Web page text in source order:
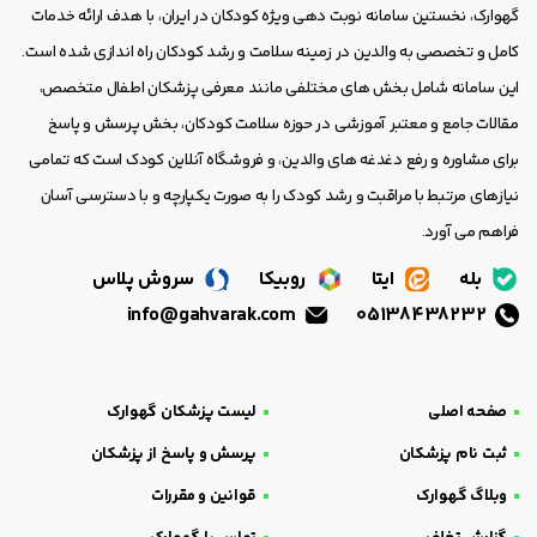
گهوارک، نخستین سامانه نوبت دهی ویژه کودکان در ایران، با هدف ارائه خدمات
کامل و تخصصی به والدین در زمینه سلامت و رشد کودکان راه اندازی شده است.
این سامانه شامل بخش های مختلفی مانند معرفی پزشکان اطفال متخصص،
مقالات جامع و معتبر آموزشی در حوزه سلامت کودکان، بخش پرسش و پاسخ
برای مشاوره و رفع دغدغه های والدین، و فروشگاه آنلاین کودک است که تمامی
نیازهای مرتبط با مراقبت و رشد کودک را به صورت یکپارچه و با دسترسی آسان
فراهم می آورد.
بله ایتا روبیکا
سروش پلاس
صفحه اصلی
لیست پزشکان گهوارک
ثبت نام پزشکان
پرسش و پاسخ از پزشکان
وبلاگ گهوارک
قوانین و مقررات